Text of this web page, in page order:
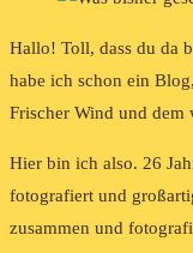
Hallo! Toll, dass du da
habe ich schon ein
Frischer Wind und dem
Hier bin ich also. 26
fotografiert und
zusammen und